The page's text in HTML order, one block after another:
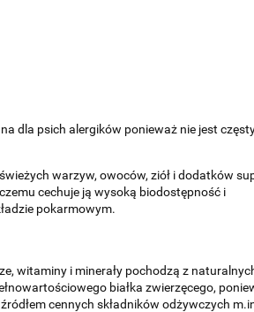
dla psich alergików ponieważ nie jest
warzyw, owoców, ziół i dodatków
cechuje ją wysoką biodostępność i
pokarmowym.
witaminy i minerały pochodzą z
białka zwierzęcego,
cennych składników odżywczych